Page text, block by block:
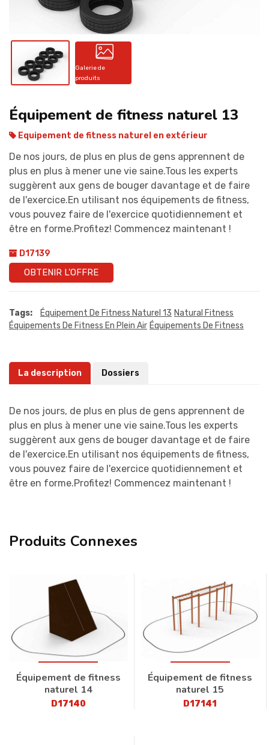
Galerie de
produits
Équipement de fitness naturel 13
Equipement de fitness naturel en extérieur
De nos jours, de plus en plus de gens apprennent de
plus en plus à mener une vie saine.Tous les experts
suggèrent aux gens de bouger davantage et de faire
de l'exercice.En utilisant nos équipements de fitness,
vous pouvez faire de l'exercice quotidiennement et
être en forme.Profitez! Commencez maintenant !
D17139
OBTENIR L'OFFRE
Tags: Équipement De Fitness Naturel 13 Natural Fitness
Équipements De Fitness En Plein Air Équipements De Fitness
La description Dossiers
De nos jours, de plus en plus de gens apprennent de
plus en plus à mener une vie saine.Tous les experts
suggèrent aux gens de bouger davantage et de faire
de l'exercice.En utilisant nos équipements de fitness,
vous pouvez faire de l'exercice quotidiennement et
être en forme.Profitez! Commencez maintenant !
Produits Connexes
Équipement de fitness
naturel 14
D17140
Équipement de fitness
naturel 15
D17141